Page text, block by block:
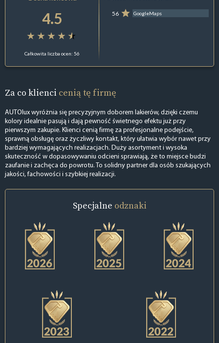
4.5
Całkowita liczba ocen: 56
56 GoogleMaps
Za co klienci cenią tę firmę
AUTOlux wyróżnia się precyzyjnym doborem lakierów, dzięki czemu
kolory idealnie pasują i dają pewność świetnego efektu już przy
pierwszym zakupie. Klienci cenią firmę za profesjonalne podejście,
sprawną obsługę oraz życzliwy kontakt, który ułatwia wybór nawet przy
bardziej wymagających realizacjach. Duży asortyment i wysoka
skuteczność w dopasowywaniu odcieni sprawiają, że to miejsce budzi
zaufanie i zachęca do powrotu. To solidny partner dla osób szukających
jakości, fachowości i szybkiej realizacji.
Specjalne odznaki